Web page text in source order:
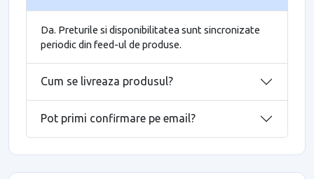
Da. Preturile si disponibilitatea sunt sincronizate
periodic din feed-ul de produse.
Cum se livreaza produsul?
Pot primi confirmare pe email?